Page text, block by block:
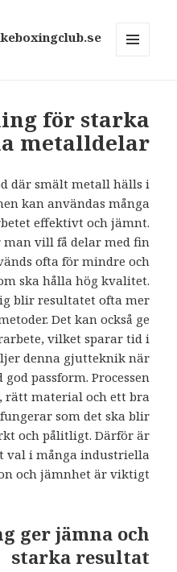
för starka
metalldelar
där smält metall hälls i
kan användas många
effektivt och jämnt.
man vill få delar med fin
ofta för mindre och
ska hålla hög kvalitet.
blir resultatet ofta mer
Det kan också ge
vilket sparar tid i
denna gjutteknik när
passform. Processen
rätt material och ett bra
som det ska blir
och pålitligt. Därför är
i många industriella
och jämnhet är viktigt.
ger jämna och
starka resultat